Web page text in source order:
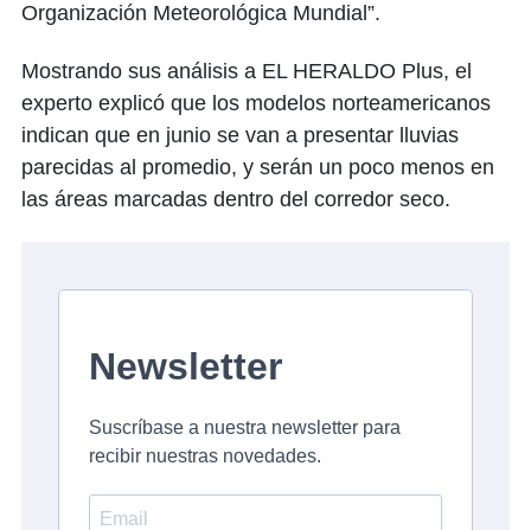
Organización Meteorológica Mundial”.
Mostrando sus análisis a EL HERALDO Plus, el
experto explicó que los modelos norteamericanos
indican que en junio se van a presentar lluvias
parecidas al promedio, y serán un poco menos en
las áreas marcadas dentro del corredor seco.